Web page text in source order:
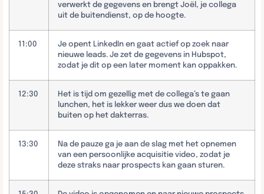
verwerkt de gegevens en brengt Joël, je collega
uit de buitendienst, op de hoogte.
11:00
Je opent LinkedIn en gaat actief op zoek naar
nieuwe leads. Je zet de gegevens in Hubspot,
zodat je dit op een later moment kan oppakken.
12:30
Het is tijd om gezellig met de collega’s te gaan
lunchen, het is lekker weer dus we doen dat
buiten op het dakterras.
13:30
Na de pauze ga je aan de slag met het opnemen
van een persoonlijke acquisitie video, zodat je
deze straks naar prospects kan gaan sturen.